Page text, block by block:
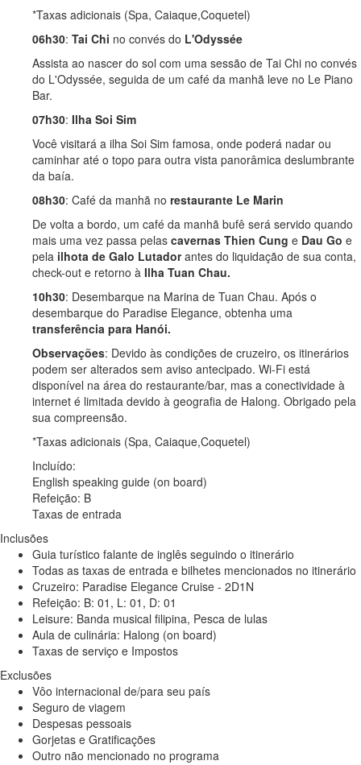
*Taxas adicionais (Spa, Caiaque,Coquetel)
06h30: Tai Chi no convés do L'Odyssée
Assista ao nascer do sol com uma sessão de Tai Chi no convés
do L'Odyssée, seguida de um café da manhã leve no Le Piano
Bar.
07h30: Ilha Soi Sim
Você visitará a ilha Soi Sim famosa, onde poderá nadar ou
caminhar até o topo para outra vista panorâmica deslumbrante
da baía.
08h30: Café da manhã no restaurante Le Marin
De volta a bordo, um café da manhã bufê será servido quando
mais uma vez passa pelas cavernas Thien Cung e Dau Go e
pela ilhota de Galo Lutadorantes do liquidação de sua conta,
check-out e retorno à Ilha Tuan Chau.
10h30: Desembarque na Marina de Tuan Chau. Após o
desembarque do Paradise Elegance, obtenha uma
transferência para Hanói.
Observações: Devido às condições de cruzeiro, os itinerários
podem ser alterados sem aviso antecipado. Wi-Fi está
disponível na área do restaurante/bar, mas a conectividade à
internet é limitada devido à geografia de Halong. Obrigado pela
sua compreensão.
*Taxas adicionais (Spa, Caiaque,Coquetel)
Incluído:
English speaking guide (on board)
Refeição: B
Taxas de entrada
Inclusões
Guia turístico falante de inglês seguindo o itinerário
Todas as taxas de entrada e bilhetes mencionados no itinerário
Cruzeiro: Paradise Elegance Cruise - 2D1N
Refeição: B: 01, L: 01, D: 01
Leisure: Banda musical filipina, Pesca de lulas
Aula de culinária: Halong (on board)
Taxas de serviço e Impostos
Exclusões
Vôo internacional de/para seu país
Seguro de viagem
Despesas pessoais
Gorjetas e Gratificações
Outro não mencionado no programa